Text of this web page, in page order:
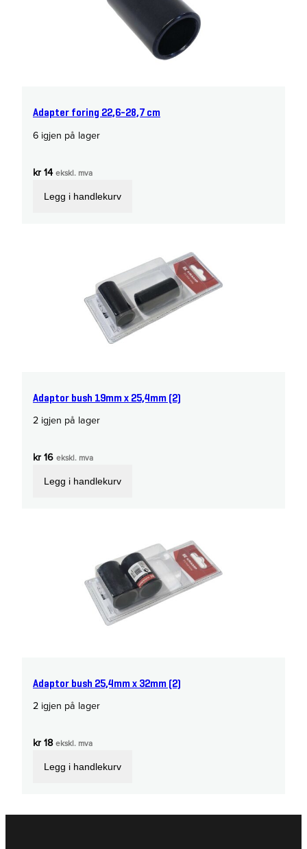
Adapter foring 22,6-28,7 cm
6 igjen på lager
kr14 ekskl. mva
Legg i handlekurv
Adaptor bush 19mm x 25,4mm (2)
2 igjen på lager
kr16 ekskl. mva
Legg i handlekurv
Adaptor bush 25,4mm x 32mm (2)
2 igjen på lager
kr18 ekskl. mva
Legg i handlekurv